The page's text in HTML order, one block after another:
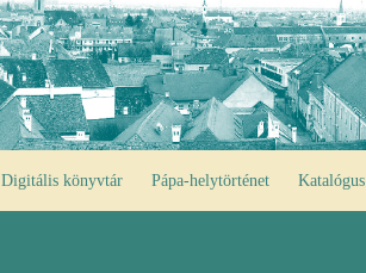
Digitális könyvtár Pápa-helytörténet Katalógus